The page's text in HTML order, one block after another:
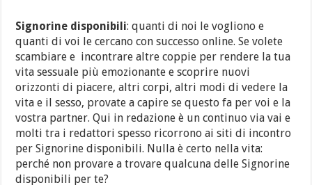
Signorine disponibili: quanti di noi le vogliono e
quanti di voi le cercano con successo online. Se volete
scambiare e incontrare altre coppie per rendere la tua
vita sessuale più emozionante e scoprire nuovi
orizzonti di piacere, altri corpi, altri modi di vedere la
vita e il sesso, provate a capire se questo fa per voi e la
vostra partner. Qui in redazione è un continuo via vai e
molti tra i redattori spesso ricorrono ai siti di incontro
per Signorine disponibili. Nulla è certo nella vita:
perché non provare a trovare qualcuna delle Signorine
disponibili per te?